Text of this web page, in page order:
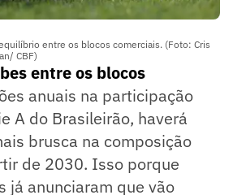
entre os blocos comerciais. (Foto: Cris
CBF)
entre os blocos
anuais na participação
A do Brasileirão, haverá
brusca na composição
de 2030. Isso porque
já anunciaram que vão